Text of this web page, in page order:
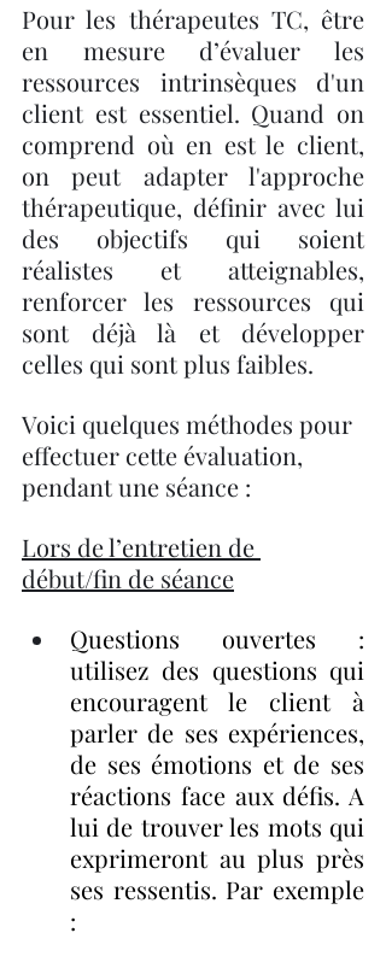
Pour les thérapeutes TC, être
en mesure d’évaluer les
ressources intrinsèques d'un
client est essentiel. Quand on
comprend où en est le client,
on peut adapter l'approche
thérapeutique, définir avec lui
des objectifs qui soient
réalistes et atteignables,
renforcer les ressources qui
sont déjà là et développer
celles qui sont plus faibles.
Voici quelques méthodes pour
effectuer cette évaluation,
pendant une séance :
Lors de l’entretien de
début/fin de séance
Questions ouvertes :
utilisez des questions qui
encouragent le client à
parler de ses expériences,
de ses émotions et de ses
réactions face aux défis. A
lui de trouver les mots qui
exprimeront au plus près
ses ressentis. Par exemple
: